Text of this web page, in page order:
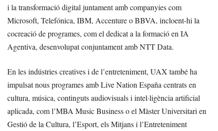
i la transformació digital juntament amb companyies com
Microsoft, Telefónica, IBM, Accenture o BBVA, incloent-hi la
cocreació de programes, com el dedicat a la formació en IA
Agentiva, desenvolupat conjuntament amb NTT Data.
En les indústries creatives i de l’entreteniment, UAX també ha
impulsat nous programes amb Live Nation España centrats en
cultura, música, continguts audiovisuals i intel·ligència artificial
aplicada, com l’MBA Music Business o el Màster Universitari en
Gestió de la Cultura, l’Esport, els Mitjans i l’Entreteniment